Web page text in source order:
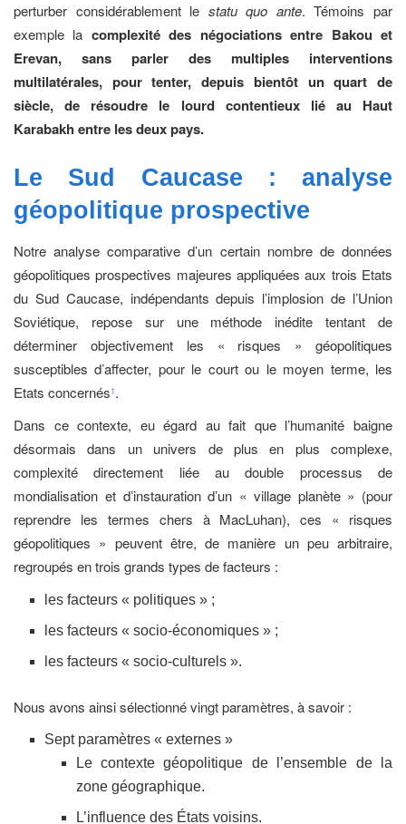
perturber considérablement le statu quo ante. Témoins par
exemple la complexité des négociations entre Bakou et
Erevan, sans parler des multiples interventions
multilatérales, pour tenter, depuis bientôt un quart de
siècle, de résoudre le lourd contentieux lié au Haut
Karabakh entre les deux pays.
Le Sud Caucase : analyse
géopolitique prospective
Notre analyse comparative d’un certain nombre de données
géopolitiques prospectives majeures appliquées aux trois Etats
du Sud Caucase, indépendants depuis l’implosion de l’Union
Soviétique, repose sur une méthode inédite tentant de
déterminer objectivement les « risques » géopolitiques
susceptibles d’affecter, pour le court ou le moyen terme, les
Etats concernés1.
Dans ce contexte, eu égard au fait que l’humanité baigne
désormais dans un univers de plus en plus complexe,
complexité directement liée au double processus de
mondialisation et d’instauration d’un « village planète » (pour
reprendre les termes chers à MacLuhan), ces « risques
géopolitiques » peuvent être, de manière un peu arbitraire,
regroupés en trois grands types de facteurs :
les facteurs « politiques » ;
les facteurs « socio-économiques » ;
les facteurs « socio-culturels ».
Nous avons ainsi sélectionné vingt paramètres, à savoir :
Sept paramètres « externes »
Le contexte géopolitique de l’ensemble de la
zone géographique.
L’influence des États voisins.